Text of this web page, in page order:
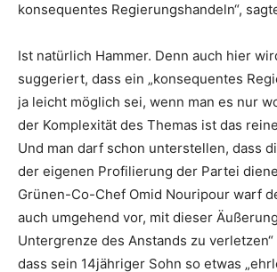
konsequentes Regierungshandeln“,
Ist natürlich Hammer. Denn auch hier
suggeriert, dass ein „konsequentes
ja leicht möglich sei, wenn man es nur
der Komplexität des Themas ist das
Und man darf schon unterstellen, dass
der eigenen Profilierung der Partei
Grünen-Co-Chef Omid Nouripour warf
auch umgehend vor, mit dieser
Untergrenze des Anstands zu
dass sein 14jähriger Sohn so etwas